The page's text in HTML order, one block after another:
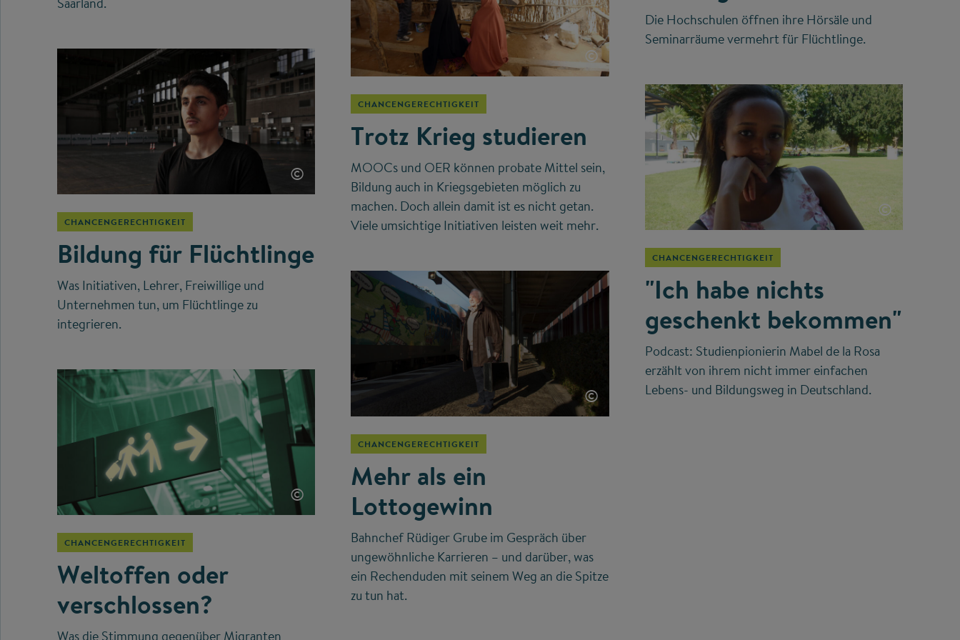
©
CHANCENGERECHTIGKEIT
Bildung für Flüchtlinge
Was Initiativen, Lehrer, Freiwillige und
Unternehmen tun, um Flüchtlinge zu
integrieren.
©
CHANCENGERECHTIGKEIT
Trotz Krieg studieren
MOOCs und OER können probate Mittel sein,
Bildung auch in Kriegsgebieten möglich zu
machen. Doch allein damit ist es nicht getan.
Viele umsichtige Initiativen leisten weit mehr.
Die Hochschulen öffnen ihre Hörsäle und
Seminarräume vermehrt für Flüchtlinge.
©
CHANCENGERECHTIGKEIT
Weltoffen oder
verschlossen?
Was die Stimmung gegenüber Migranten
©
CHANCENGERECHTIGKEIT
Mehr als ein
Lottogewinn
Bahnchef Rüdiger Grube im Gespräch über
ungewöhnliche Karrieren – und darüber, was
ein Rechenduden mit seinem Weg an die Spitze
zu tun hat.
©
CHANCENGERECHTIGKEIT
"Ich habe nichts
geschenkt bekommen"
Podcast: Studienpionierin Mabel de la Rosa
erzählt von ihrem nicht immer einfachen
Lebens- und Bildungsweg in Deutschland.